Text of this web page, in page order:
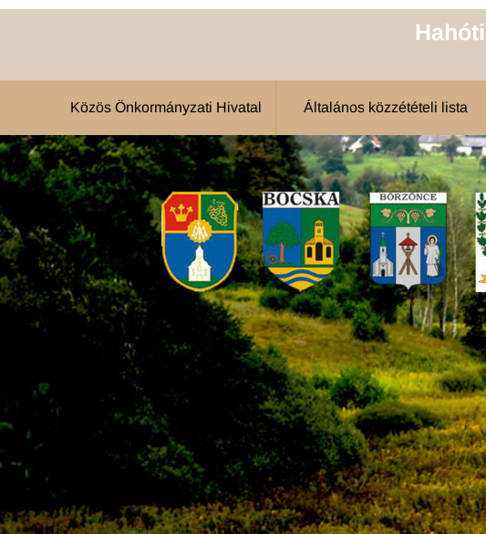
Közös Önkormányzati Hivatal Általános közzétételi lista